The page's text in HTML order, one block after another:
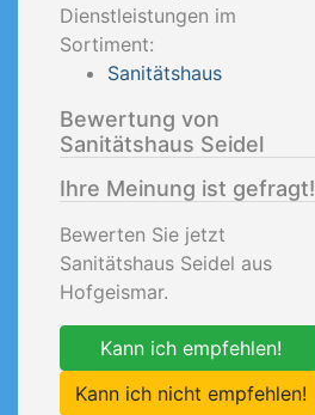
Dienstleistungen im
Sortiment:
Sanitätshaus
Bewertung von
Sanitätshaus Seidel
Ihre Meinung ist gefragt!
Bewerten Sie jetzt
Sanitätshaus Seidel aus
Hofgeismar.
Kann ich empfehlen!
Kann ich nicht empfehlen!